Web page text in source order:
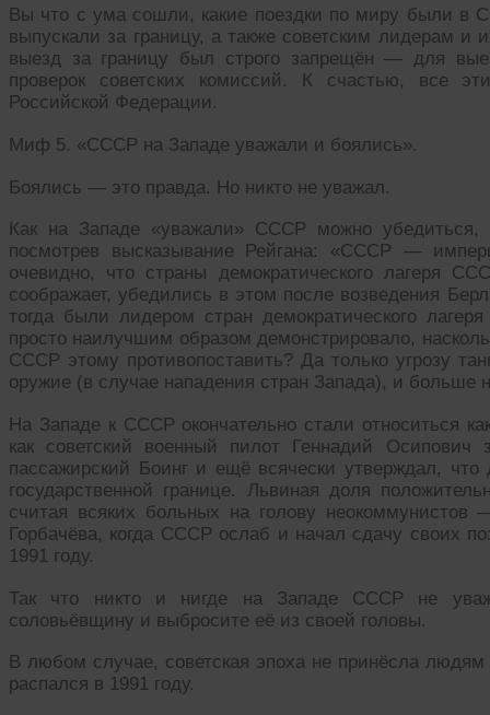
Вы что с ума сошли, какие поездки по миру были в
выпускали за границу, а также советским лидерам
выезд за границу был строго запрещён — для
проверок советских комиссий. К счастью, все
Российской Федерации.
Миф 5. «СССР на Западе уважали и боялись».
Боялись — это правда. Но никто не уважал.
Как на Западе «уважали» СССР можно
посмотрев высказывание Рейгана: «СССР —
очевидно, что страны демократического лагеря
соображает, убедились в этом после возведения
тогда были лидером стран демократического
просто наилучшим образом демонстрировало,
СССР этому противопоставить? Да только угрозу
оружие (в случае нападения стран Запада), и больше
На Западе к СССР окончательно стали относиться
как советский военный пилот Геннадий Осипович
пассажирский Боинг и ещё всячески утверждал,
государственной границе. Львиная доля
считая всяких больных на голову
Горбачёва, когда СССР ослаб и начал сдачу своих
1991 году.
Так что никто и нигде на Западе СССР не
соловьёвщину и выбросите её из своей головы.
В любом случае, советская эпоха не принёсла
распался в 1991 году.